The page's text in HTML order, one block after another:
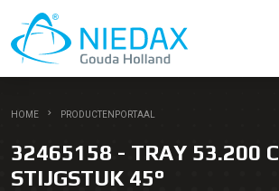
HOME PRODUCTENPORTAAL
32465158 - TRAY 53.200 C
STIJGSTUK 45°